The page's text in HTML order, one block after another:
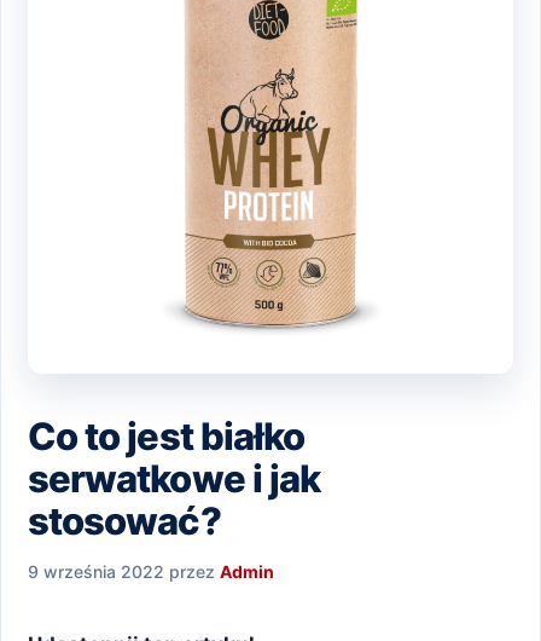
Co to jest białko
serwatkowe i jak
stosować?
9 września 2022 przez Admin